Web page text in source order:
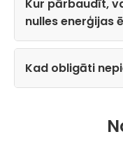
Kur pārbaudīt,
nulles enerģijas
Kad obligāti